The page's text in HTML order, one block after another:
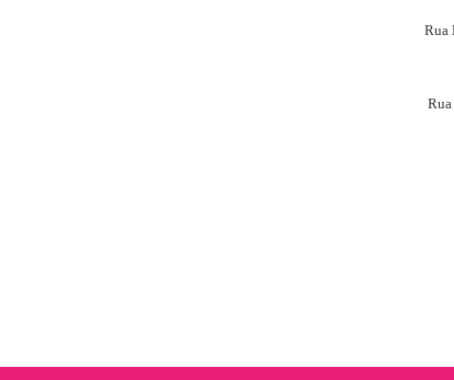
Rua